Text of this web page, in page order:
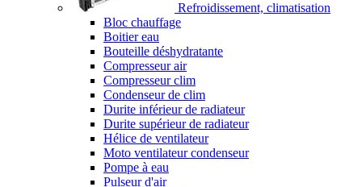
Refroidissement, climatisation
Bloc chauffage
Boitier eau
Bouteille déshydratante
Compresseur air
Compresseur clim
Condenseur de clim
Durite inférieur de radiateur
Durite supérieur de radiateur
Hélice de ventilateur
Moto ventilateur condenseur
Pompe à eau
Pulseur d'air